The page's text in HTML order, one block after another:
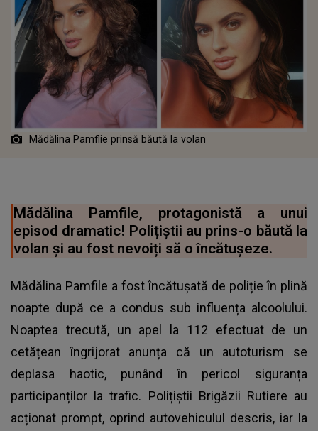
Mădălina Pamflie prinsă băută la volan
Mădălina Pamfile, protagonistă a unui
episod dramatic! Polițiștii au prins-o băută la
volan și au fost nevoiți să o încătușeze.
Mădălina Pamfile a fost încătușată de poliție în plină
noapte după ce a condus sub influența alcoolului.
Noaptea trecută, un apel la 112 efectuat de un
cetățean îngrijorat anunța că un autoturism se
deplasa haotic, punând în pericol siguranța
participanților la trafic. Polițiștii Brigăzii Rutiere au
acționat prompt, oprind autovehiculul descris, iar la